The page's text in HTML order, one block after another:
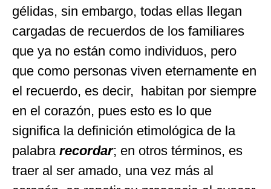
gélidas, sin embargo, todas ellas llegan
cargadas de recuerdos de los familiares
que ya no están como individuos, pero
que como personas viven eternamente en
el recuerdo, es decir, habitan por siempre
en el corazón, pues esto es lo que
significa la definición etimológica de la
palabra recordar; en otros términos, es
traer al ser amado, una vez más al